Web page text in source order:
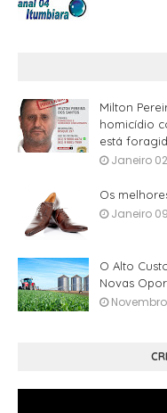
Milton
homicídio
está
Janeiro
Os
Janeiro
O Alto
Novas
Novembro